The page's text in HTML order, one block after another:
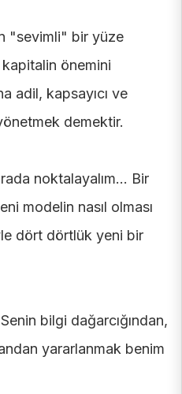
"sevimli" bir yüze
önemini
adil, kapsayıcı ve
demektir.
noktalayalım… Bir
modelin nasıl olması
dört dörtlük yeni bir
bilgi dağarcığından,
yararlanmak benim